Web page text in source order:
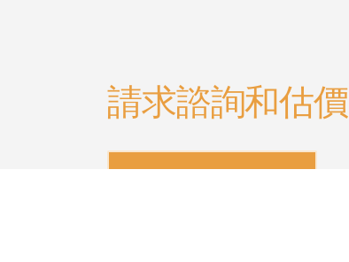
請求諮詢和估價